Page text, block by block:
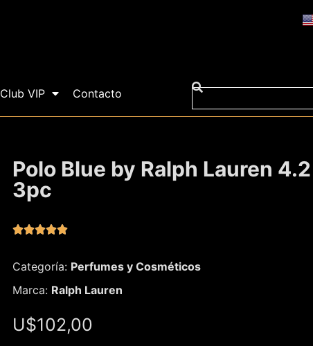
Club VIP Contacto
Polo Blue by Ralph Lauren 4.2
3pc

Categoría: Perfumes y Cosméticos
Marca: Ralph Lauren
U$102,00